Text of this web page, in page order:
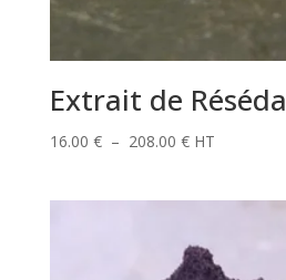
Extrait de Réséda
16.00 € – 208.00 €Plage
à
208.00 €
HT